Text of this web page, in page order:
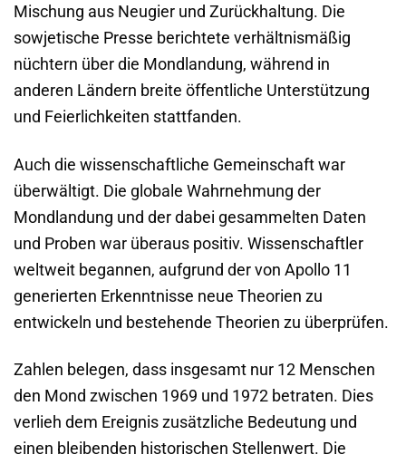
Mischung aus Neugier und Zurückhaltung. Die
sowjetische Presse berichtete verhältnismäßig
nüchtern über die Mondlandung, während in
anderen Ländern breite öffentliche Unterstützung
und Feierlichkeiten stattfanden.
Auch die wissenschaftliche Gemeinschaft war
überwältigt. Die globale Wahrnehmung der
Mondlandung und der dabei gesammelten Daten
und Proben war überaus positiv. Wissenschaftler
weltweit begannen, aufgrund der von Apollo 11
generierten Erkenntnisse neue Theorien zu
entwickeln und bestehende Theorien zu überprüfen.
Zahlen belegen, dass insgesamt nur 12 Menschen
den Mond zwischen 1969 und 1972 betraten. Dies
verlieh dem Ereignis zusätzliche Bedeutung und
einen bleibenden historischen Stellenwert. Die